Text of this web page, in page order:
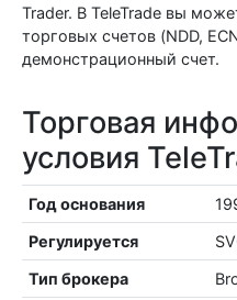
Trader. В TeleTrade вы
торговых счетов (NDD,
демонстрационный счет.
Торговая
условия
Год основания
Регулируется
Тип брокера